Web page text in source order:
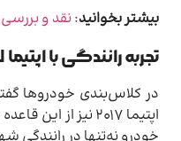
بیشتر بخوانید: نقد و
تجربه رانندگی با اپتیما ۲۰۱۷
در کلاس‌بندی خودروها
اپتیما ۲۰۱۷